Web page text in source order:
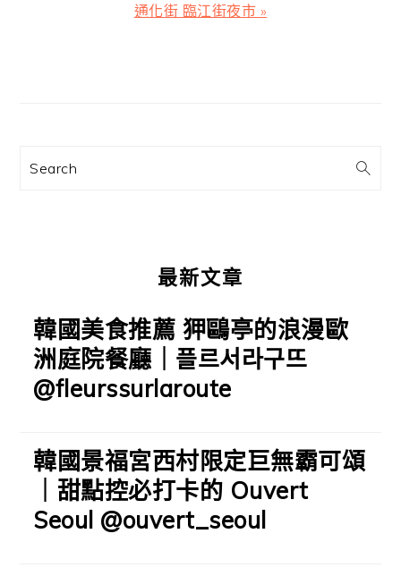
通化街 臨江街夜市 »
訊
Search
最新文章
韓國美食推薦 狎鷗亭的浪漫歐
洲庭院餐廳｜플르서라구뜨
@fleurssurlaroute
韓國景福宮西村限定巨無霸可頌
｜甜點控必打卡的 Ouvert
Seoul @ouvert_seoul